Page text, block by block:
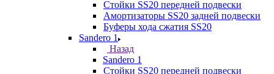
Стойки SS20 передней подвески
Амортизаторы SS20 задней подвески
Буферы хода сжатия SS20
Sandero 1
Назад
Sandero 1
Стойки SS20 передней подвески